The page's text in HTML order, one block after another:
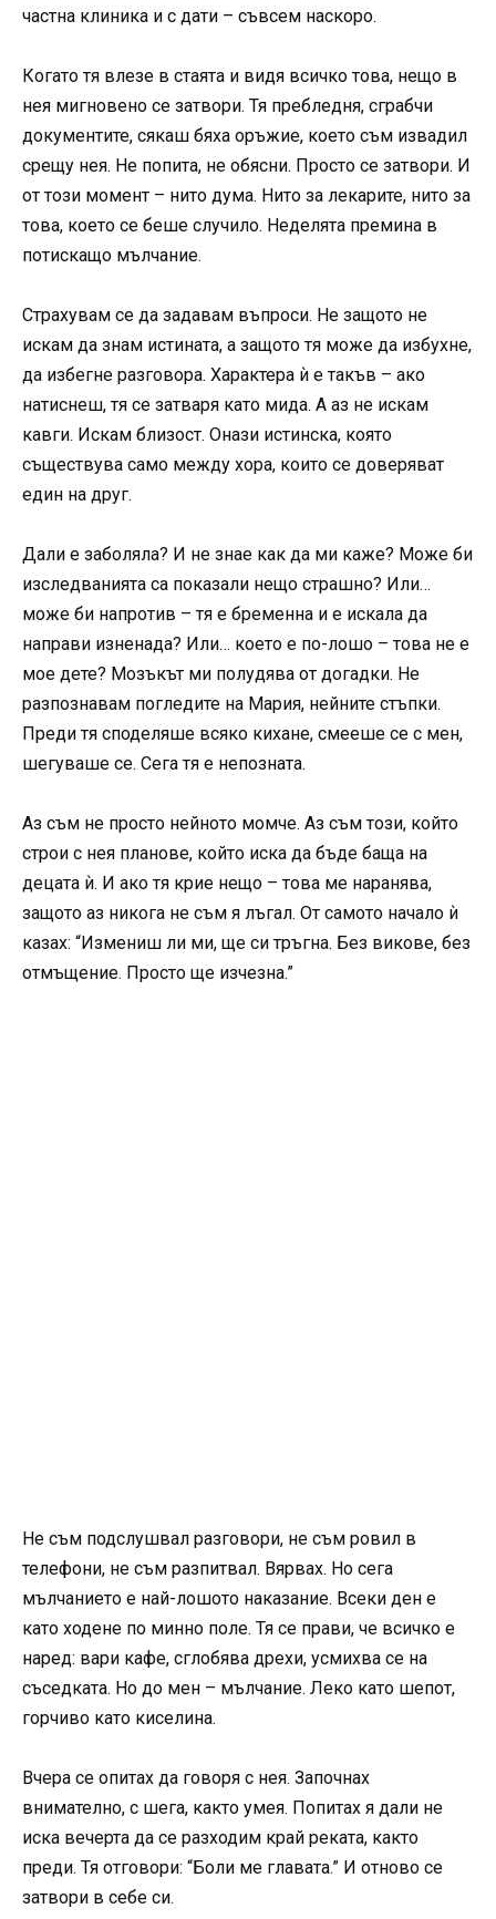
частна клиника и с дати – съвсем наскоро.
Когато тя влезе в стаята и видя всичко това, нещо в
нея мигновено се затвори. Тя пребледня, сграбчи
документите, сякаш бяха оръжие, което съм извадил
срещу нея. Не попита, не обясни. Просто се затвори. И
от този момент – нито дума. Нито за лекарите, нито за
това, което се беше случило. Неделята премина в
потискащо мълчание.
Страхувам се да задавам въпроси. Не защото не
искам да знам истината, а защото тя може да избухне,
да избегне разговора. Характера ѝ е такъв – ако
натиснеш, тя се затваря като мида. А аз не искам
кавги. Искам близост. Онази истинска, която
съществува само между хора, които се доверяват
един на друг.
Дали е заболяла? И не знае как да ми каже? Може би
изследванията са показали нещо страшно? Или…
може би напротив – тя е бременна и е искала да
направи изненада? Или… което е по-лошо – това не е
мое дете? Мозъкът ми полудява от догадки. Не
разпознавам погледите на Мария, нейните стъпки.
Преди тя споделяше всяко кихане, смееше се с мен,
шегуваше се. Сега тя е непозната.
Аз съм не просто нейното момче. Аз съм този, който
строи с нея планове, който иска да бъде баща на
децата ѝ. И ако тя крие нещо – това ме наранява,
защото аз никога не съм я лъгал. От самото начало ѝ
казах: “Измениш ли ми, ще си тръгна. Без викове, без
отмъщение. Просто ще изчезна.”
Не съм подслушвал разговори, не съм ровил в
телефони, не съм разпитвал. Вярвах. Но сега
мълчанието е най-лошото наказание. Всеки ден е
като ходене по минно поле. Тя се прави, че всичко е
наред: вари кафе, сглобява дрехи, усмихва се на
съседката. Но до мен – мълчание. Леко като шепот,
горчиво като киселина.
Вчера се опитах да говоря с нея. Започнах
внимателно, с шега, както умея. Попитах я дали не
иска вечерта да се разходим край реката, както
преди. Тя отговори: “Боли ме главата.” И отново се
затвори в себе си.